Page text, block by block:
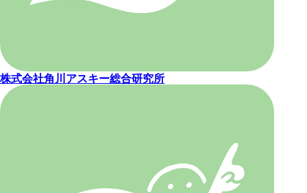
株式会社角川アスキー総合研究所